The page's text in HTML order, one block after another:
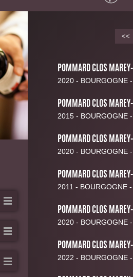
<<
POMMARD CLOS
2020 - BOURGOGNE
POMMARD CLOS
2015 - BOURGOGNE
POMMARD CLOS
2020 - BOURGOGNE
POMMARD CLOS
2011 - BOURGOGNE
POMMARD CLOS
2020 - BOURGOGNE
POMMARD CLOS
2022 - BOURGOGNE